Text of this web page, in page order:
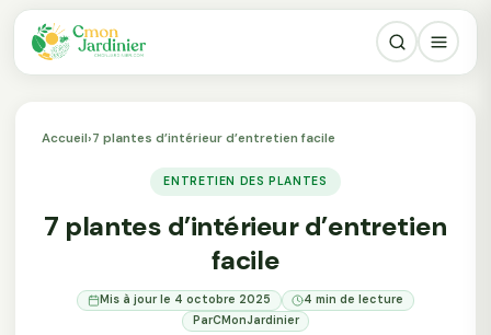
Accueil›7 plantes d’intérieur d’entretien facile
ENTRETIEN DES PLANTES
7 plantes d’intérieur d’entretien
facile
Mis à jour le 4 octobre 2025
4 min de lecture
ParCMonJardinier